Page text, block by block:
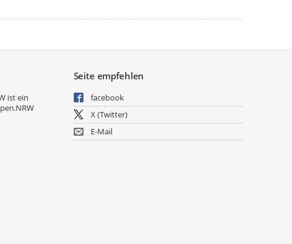
ist ein
Seite empfehlen
facebook
X (Twitter)
E-Mail